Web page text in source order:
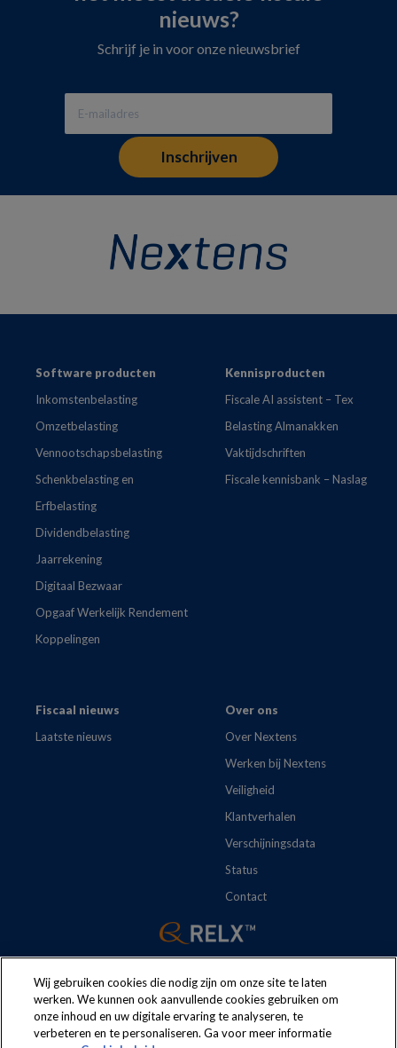
nieuws?
Schrijf je in voor onze nieuwsbrief
FooterSoftware producten
Inkomstenbelasting
Omzetbelasting
Vennootschapsbelasting
Schenkbelasting en
Erfbelasting
Dividendbelasting
Jaarrekening
Digitaal Bezwaar
Opgaaf Werkelijk Rendement
Koppelingen
Kennisproducten
Fiscale AI assistent – Tex
Belasting Almanakken
Vaktijdschriften
Fiscale kennisbank – Naslag
Fiscaal nieuws
Laatste nieuws
Over ons
Over Nextens
Werken bij Nextens
Veiligheid
Klantverhalen
Verschijningsdata
Status
Contact
The following regulations apply to the use of this website:
Wij gebruiken cookies die nodig zijn om onze site te laten
werken. We kunnen ook aanvullende cookies gebruiken om
onze inhoud en uw digitale ervaring te analyseren, te
verbeteren en te personaliseren. Ga voor meer informatie